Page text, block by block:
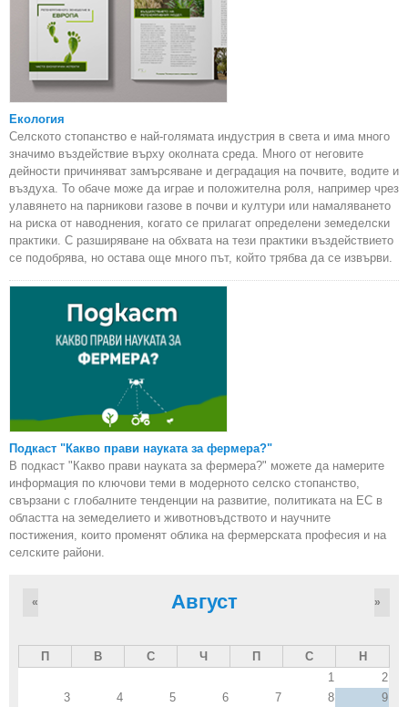
Екология
Селското стопанство е най-голямата индустрия в света и има много
значимо въздействие върху околната среда. Много от неговите
дейности причиняват замърсяване и деградация на почвите, водите и
въздуха. То обаче може да играе и положителна роля, например чрез
улавянето на парникови газове в почви и култури или намаляването
на риска от наводнения, когато се прилагат определени земеделски
практики. С разширяване на обхвата на тези практики въздействието
се подобрява, но остава още много път, който трябва да се извърви.
Подкаст "Какво прави науката за фермера?"
В подкаст "Какво прави науката за фермера?" можете да намерите
информация по ключови теми в модерното селско стопанство,
свързани с глобалните тенденции на развитие, политиката на ЕС в
областта на земеделието и животновъдството и научните
постижения, които променят облика на фермерската професия и на
селските райони.
Август
« »
П В С Ч П С
Н
1
2
3
4 5 6 7 8
9